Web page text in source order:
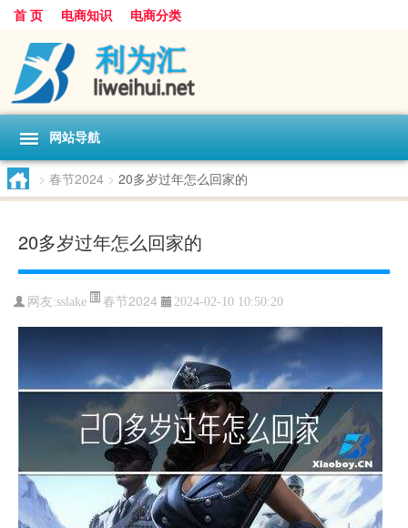
首 页 电商知识 电商分类
网站导航
> 春节2024 > 20多岁过年怎么回家的
20多岁过年怎么回家的
网友:sslake 春节2024 2024-02-10 10:50:20